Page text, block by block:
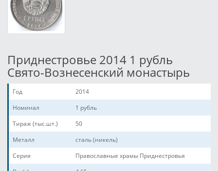
Приднестровье 2014 1 рубль
Свято-Вознесенский монастырь
Год
2014
Номинал
1 рубль
Тираж (тыс.шт.)
50
Металл
сталь (никель)
Серия
Православные храмы Приднестровья